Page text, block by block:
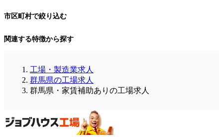
市区町村で絞り込む
関連する特徴から探す
工場・製造業求人
群馬県の工場求人
群馬県・家賃補助ありの工場求人